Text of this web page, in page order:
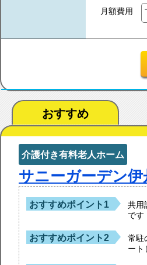
月額費用
おすすめ
介護付き有料老人ホーム
サニーガーデン伊
おすすめポイント1
共用
です
おすすめポイント2
常駐
ート